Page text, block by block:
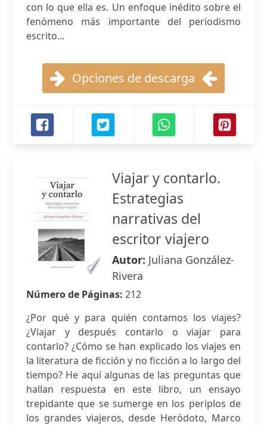
con lo que ella es. Un enfoque inédito sobre el
fenómeno más importante del periodismo
escrito...
Opciones de descarga
Viajar y contarlo.
Estrategias
narrativas del
escritor viajero
Autor: Juliana González-
Rivera
Número de Páginas: 212
¿Por qué y para quién contamos los viajes?
¿Viajar y después contarlo o viajar para
contarlo? ¿Cómo se han explicado los viajes en
la literatura de ficción y no ficción a lo largo del
tiempo? He aquí algunas de las preguntas que
hallan respuesta en este libro, un ensayo
trepidante que se sumerge en los periplos de
los grandes viajeros, desde Heródoto, Marco